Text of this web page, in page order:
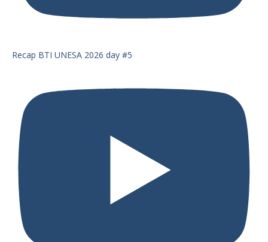
Recap BTI UNESA 2026 day #5